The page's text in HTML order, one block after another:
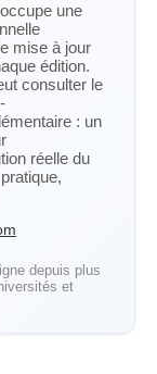
une
mise à jour
édition.
consulter le
: un
réelle du
depuis plus
et